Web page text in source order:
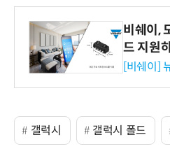
비쉐이,
드 지원
리즈 IR
[비쉐이]
갤럭시 갤럭시 폴드